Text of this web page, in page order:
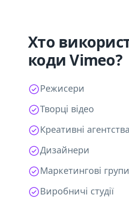
Хто
коди Vimeo?
Режисери
Творці відео
Креативні агентства
Дизайнери
Маркетингові групи
Виробничі студії